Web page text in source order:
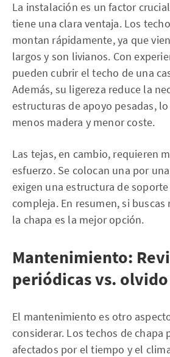
La instalación es un factor
tiene una clara ventaja. Los
montan rápidamente, ya que
largos y son livianos. Con
pueden cubrir el techo de una
Además, su ligereza reduce la
estructuras de apoyo pesadas,
menos madera y menor coste.
Las tejas, en cambio, requieren
esfuerzo. Se colocan una por
exigen una estructura de
compleja. En resumen, si
la chapa es la mejor opción.
Mantenimiento:
periódicas vs.
El mantenimiento es otro
considerar. Los techos de chapa
afectados por el tiempo y el